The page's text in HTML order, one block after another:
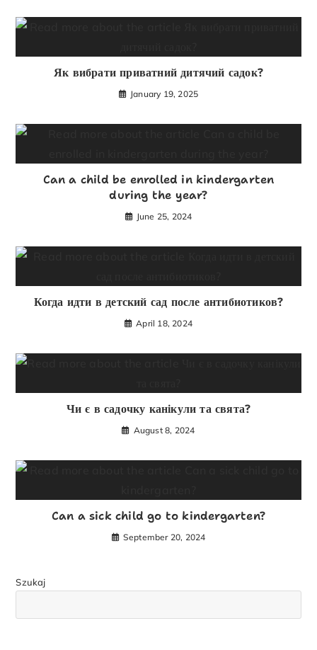
Як вибрати приватний дитячий садок?
January 19, 2025
Can a child be enrolled in kindergarten
during the year?
June 25, 2024
Когда идти в детский сад после антибиотиков?
April 18, 2024
Чи є в садочку канікули та свята?
August 8, 2024
Can a sick child go to kindergarten?
September 20, 2024
Szukaj